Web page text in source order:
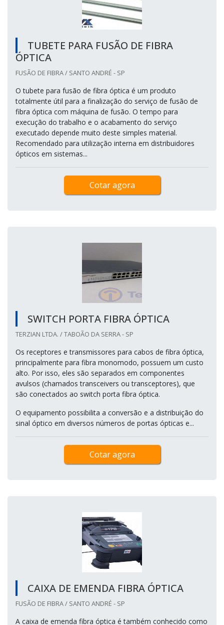
TUBETE PARA FUSÃO DE FIBRA
ÓPTICA
FUSÃO DE FIBRA / SANTO ANDRÉ - SP
O tubete para fusão de fibra óptica é um produto
totalmente útil para a finalização do serviço de fusão de
fibra óptica com máquina de fusão. O tempo para
execução do trabalho e o acabamento do serviço
executado depende muito deste simples material.
Recomendado para utilização interna em distribuidores
ópticos em sistemas...
Cotar agora
SWITCH PORTA FIBRA ÓPTICA
TERZIAN LTDA. / TABOÃO DA SERRA - SP
Os receptores e transmissores para cabos de fibra óptica,
principalmente para fibra monomodo, possuem um custo
alto. Por isso, eles são separados em componentes
avulsos (chamados transceivers ou transceptores), que
são conectados ao switch porta fibra óptica.
O equipamento possibilita a conversão e a distribuição do
sinal óptico em diversos números de portas ópticas e...
Cotar agora
CAIXA DE EMENDA FIBRA ÓPTICA
FUSÃO DE FIBRA / SANTO ANDRÉ - SP
A caixa de emenda fibra óptica é também conhecido como